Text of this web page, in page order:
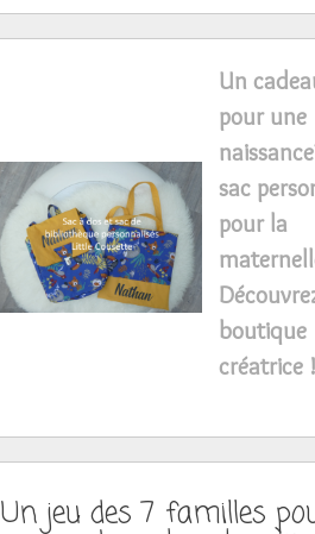
Un
pour une
sac
pour la
boutique
créatrice !
Un jeu des 7 familles